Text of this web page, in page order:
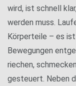
wird, ist schnell
werden muss.
Körperteile – es ist
Bewegungen
riechen,
gesteuert. Neben